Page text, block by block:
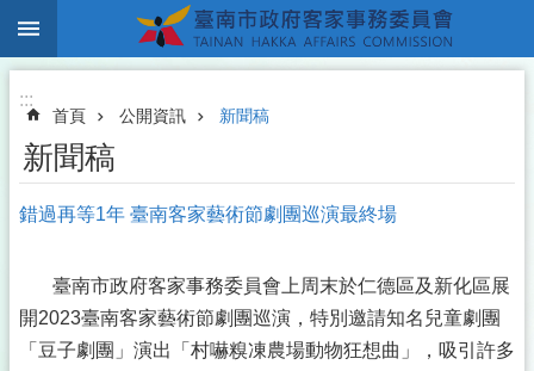
跳到主要內容區塊
:::
首頁 公開資訊 新聞稿
新聞稿
錯過再等1年 臺南客家藝術節劇團巡演最終場
臺南市政府客家事務委員會上周末於仁德區及新化區展
開2023臺南客家藝術節劇團巡演，特別邀請知名兒童劇團
「豆子劇團」演出「村嚇糗凍農場動物狂想曲」，吸引許多